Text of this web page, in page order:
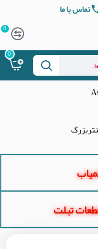
تماس با ما
0
0